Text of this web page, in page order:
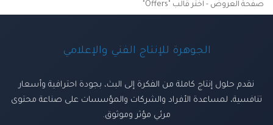
صفحة العروض - اختر قالب "Offers"
الجوهرة للإنتاج الفني والإعلامي
نقدم حلول إنتاج كاملة من الفكرة إلى البث، بجودة احترافية وأسعار
تنافسية، لمساعدة الأفراد والشركات والمؤسسات على صناعة محتوى
مرئي مؤثر وموثوق.